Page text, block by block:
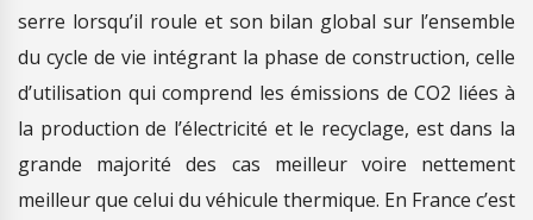
serre lorsqu’il roule et son bilan global sur l’ensemble
du cycle de vie intégrant la phase de construction, celle
d’utilisation qui comprend les émissions de CO2 liées à
la production de l’électricité et le recyclage, est dans la
grande majorité des cas meilleur voire nettement
meilleur que celui du véhicule thermique. En France c’est